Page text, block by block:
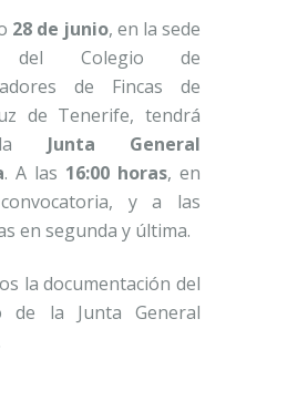
28 de junio, en la sede
del Colegio de
de Fincas de
de Tenerife, tendrá
la Junta General
. A las 16:00 horas, en
y a las
en segunda y última.
la documentación del
de la Junta General